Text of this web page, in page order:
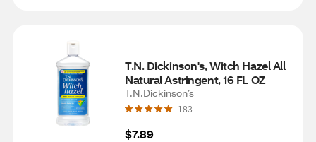
T.N. Dickinson's, Witch Hazel All
Natural Astringent, 16 FL OZ
T.N.Dickinson’s
183
$7.89